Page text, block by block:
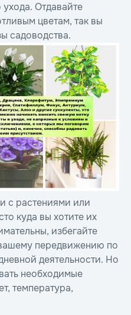
Отдавайте
цветам, так вы
садоводства.
с растениями или
куда вы хотите их
избегайте
передвижению по
деятельности. Но
необходимые
температура,